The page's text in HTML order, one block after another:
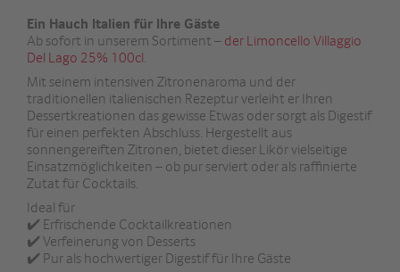
Ein Hauch Italien für Ihre Gäste
Ab sofort in unserem Sortiment – der Limoncello Villaggio
Del Lago 25% 100cl
Mit seinem intensiven Zitronenaroma und der
traditionellen italienischen Rezeptur verleiht er Ihren
Dessertkreationen das gewisse Etwas oder sorgt als Digestif
für einen perfekten Abschluss. Hergestellt aus
sonnengereiften Zitronen, bietet dieser Likör vielseitige
Einsatzmöglichkeiten – ob pur serviert oder als raffinierte
Zutat für Cocktails.
Ideal für
✔️ Erfrischende Cocktailkreationen
✔️ Verfeinerung von Desserts
✔️ Pur als hochwertiger Digestif für Ihre Gäste